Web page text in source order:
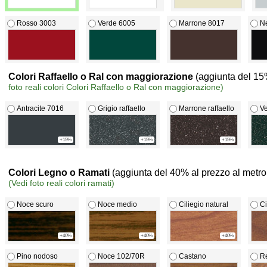
Rosso 3003 Verde 6005 Marrone 8017
Colori Raffaello o Ral con maggiorazione (aggiunta del
foto reali colori Colori Raffaello o Ral con maggiorazione)
Antracite 7016
+15%
Grigio raffaello
+15%
Marrone raffaello
+15%
Colori Legno o Ramati (aggiunta del 40% al prezzo al
(Vedi foto reali colori ramati)
Noce scuro
+40%
Noce medio
+40%
Ciliegio natural
+40%
Pino nodoso Noce 102/70R Castano